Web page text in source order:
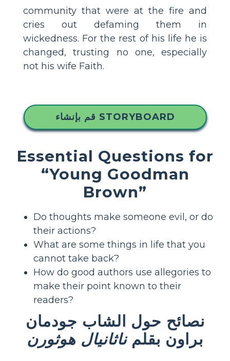
community that were at the fire and
cries out defaming them in
wickedness. For the rest of his life he is
changed, trusting no one, especially
not his wife Faith.
قم بإنشاء STORYBOARD
Essential Questions for
“Young Goodman
Brown”
Do thoughts make someone evil, or do
their actions?
What are some things in life that you
cannot take back?
How do good authors use allegories to
make their point known to their
readers?
نصائح حول الشاب جودمان
براون بقلمناثانيال هوثورن